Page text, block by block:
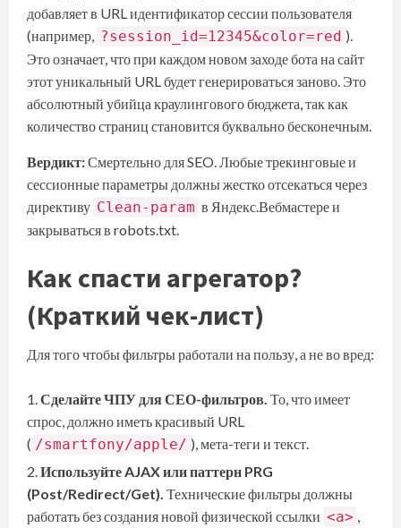
добавляет в URL идентификатор сессии пользователя
(например, ?session_id=12345&color=red ).
Это означает, что при каждом новом заходе бота на сайт
этот уникальный URL будет генерироваться заново. Это
абсолютный убийца краулингового бюджета, так как
количество страниц становится буквально бесконечным.
Вердикт:Смертельно для SEO. Любые трекинговые и
сессионные параметры должны жестко отсекаться через
директиву Clean-param в Яндекс.Вебмастере и
закрываться в robots.txt.
Как спасти агрегатор?
(Краткий чек-лист)
Для того чтобы фильтры работали на пользу, а не во вред:
Сделайте ЧПУ для СЕО-фильтров. То, что имеет
спрос, должно иметь красивый URL
( /smartfony/apple/ ), мета-теги и текст.
Используйте AJAX или паттерн PRG
(Post/Redirect/Get). Технические фильтры должны
работать без создания новой физической ссылки <a> ,